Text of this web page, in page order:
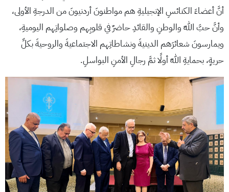
أنَّ أعضاءَ الكنائسِ الإنجيليةِ هم مواطنونَ أردنيونَ من الدرجةِ الأولى،
وأنَّ حبَّ اللهِ والوطنِ والقائدِ حاضرٌ في قلوبِهم وصلواتِهم اليوميةِ،
ويمارسونَ شعائرَهم الدينيةَ ونشاطاتِهم الاجتماعيةَ والروحيةَ بكلِّ
حريةٍ، بحمايةِ اللهِ أولًا ثمَّ رجالِ الأمنِ البواسلِ.